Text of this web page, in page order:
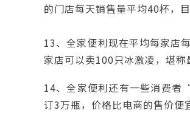
的门店每天销售量平均40杯，
13、全家便利现在平均每家店
家店可以卖100只冰激凌，堪称
14、全家便利还有一些消费
订3万瓶，价格比电商的售价便